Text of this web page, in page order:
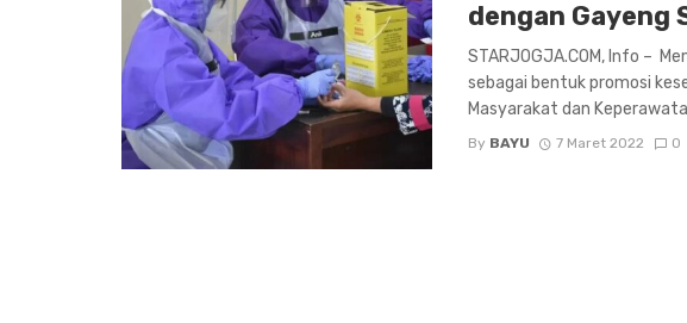
dengan Gayeng
STARJOGJA.COM, Info –
sebagai bentuk promosi
Masyarakat dan
By BAYU 7 Maret 2022 0